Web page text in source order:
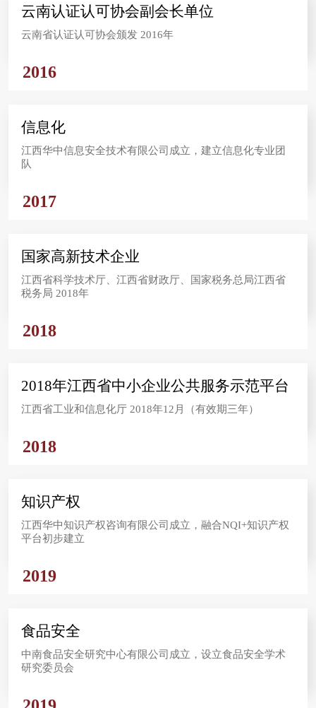
云南认证认可协会副会长单位
云南省认证认可协会颁发 2016年
2016
信息化
江西华中信息安全技术有限公司成立，建立信息化专业团
队
2017
国家高新技术企业
江西省科学技术厅、江西省财政厅、国家税务总局江西省
税务局 2018年
2018
2018年江西省中小企业公共服务示范平台
江西省工业和信息化厅 2018年12月（有效期三年）
2018
知识产权
江西华中知识产权咨询有限公司成立，融合NQI+知识产权
平台初步建立
2019
食品安全
中南食品安全研究中心有限公司成立，设立食品安全学术
研究委员会